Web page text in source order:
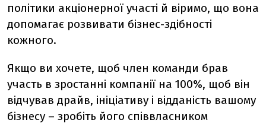
політики акціонерної участі й віримо, що вона
допомагає розвивати бізнес-здібності
кожного.
Якщо ви хочете, щоб член команди брав
участь в зростанні компанії на 100%, щоб він
відчував драйв, ініціативу і відданість вашому
бізнесу – зробіть його співвласником